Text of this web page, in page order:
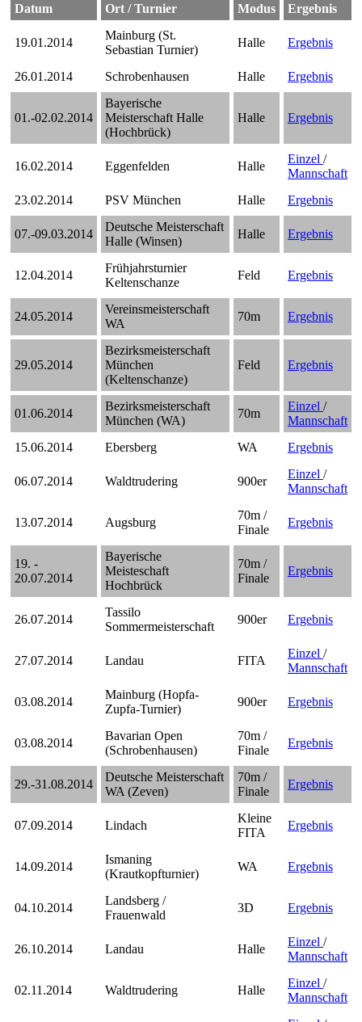
Datum Ort / Turnier Modus Ergebnis
19.01.2014
Mainburg (St.
Sebastian Turnier)
Halle Ergebnis
26.01.2014 Schrobenhausen Halle Ergebnis
01.-02.02.2014
Bayerische
Meisterschaft Halle
(Hochbrück)
Halle Ergebnis
16.02.2014 Eggenfelden Halle
Einzel /
Mannschaft
23.02.2014
PSV München Halle Ergebnis
07.-09.03.2014
Deutsche Meisterschaft
Halle (Winsen)
Halle Ergebnis
12.04.2014
Frühjahrsturnier
Keltenschanze
Feld Ergebnis
24.05.2014
Vereinsmeisterschaft
WA
70m Ergebnis
29.05.2014
Bezirksmeisterschaft
München
(Keltenschanze)
Feld Ergebnis
01.06.2014
Bezirksmeisterschaft
München (WA)
70m
Einzel /
Mannschaft
15.06.2014
Ebersberg WA Ergebnis
06.07.2014 Waldtrudering 900er
Einzel /
Mannschaft
13.07.2014 Augsburg
70m /
Finale
Ergebnis
19. -
20.07.2014
Bayerische
Meisteschaft
Hochbrück
70m /
Finale
Ergebnis
26.07.2014
Tassilo
Sommermeisterschaft
900er Ergebnis
27.07.2014 Landau FITA
Einzel /
Mannschaft
03.08.2014
Mainburg (Hopfa-
Zupfa-Turnier)
900er Ergebnis
03.08.2014
Bavarian Open
(Schrobenhausen)
70m /
Finale
Ergebnis
29.-31.08.2014
Deutsche Meisterschaft
WA (Zeven)
70m /
Finale
Ergebnis
07.09.2014 Lindach
Kleine
FITA
Ergebnis
14.09.2014
Ismaning
(Krautkopfturnier)
WA Ergebnis
04.10.2014
Landsberg /
Frauenwald
3D Ergebnis
26.10.2014 Landau Halle
Einzel /
Mannschaft
02.11.2014 Waldtrudering Halle
Einzel /
Mannschaft